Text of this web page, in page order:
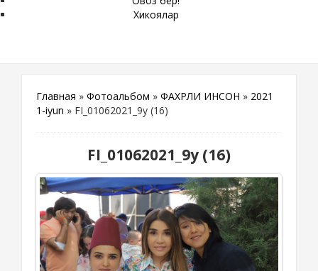
Хикоялар
Главная » Фотоальбом » ФАХРЛИ ИНСОН » 2021
1-iyun » FI_01062021_9y (16)
FI_01062021_9y (16)